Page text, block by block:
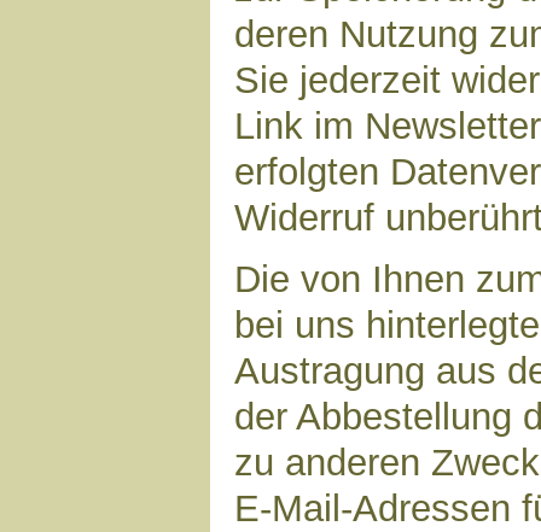
deren Nutzung
Sie jederzeit
Link im
erfolgten
Widerruf
Die von Ihnen
bei uns
Austragung aus
der Abbestellung
zu anderen
E-Mail-Adressen